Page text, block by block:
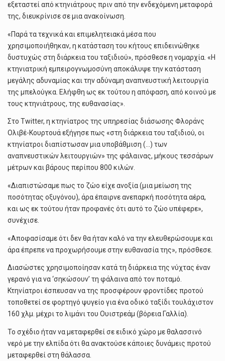
εξεταστεί από κτηνιάτρους πριν από την ενδεχόμενη μεταφορά
της, διευκρίνισε σε μια ανακοίνωση.
«Παρά τα τεχνικά και επιμελητειακά μέσα που
χρησιμοποιήθηκαν, η κατάσταση του κήτους επιδεινώθηκε
δυστυχώς στη διάρκεια του ταξιδιού», πρόσθεσε η νομαρχία. «Η
κτηνιατρική εμπειρογνωμοσύνη αποκάλυψε την κατάσταση
μεγάλης αδυναμίας και την αδύναμη αναπνευστική λειτουργία
της μπελούγκα. Ελήφθη ως εκ τούτου η απόφαση, από κοινού με
τους κτηνιάτρους, της ευθανασίας».
Στο Twitter, η κτηνίατρος της υπηρεσίας διάσωσης Φλοράνς
Ολιβέ-Κουρτουά εξήγησε πως «στη διάρκεια του ταξιδιού, οι
κτηνίατροι διαπίστωσαν μια υποβάθμιση (…) των
αναπνευστικών λειτουργιών» της φάλαινας, μήκους τεσσάρων
μέτρων και βάρους περίπου 800 κιλών.
«Διαπιστώσαμε πως το ζώο είχε ανοξία (μια μείωση της
ποσότητας οξυγόνου), άρα έπαιρνε ανεπαρκή ποσότητα αέρα,
και ως εκ τούτου ήταν προφανές ότι αυτό το ζώο υπέφερε»,
συνέχισε.
«Αποφασίσαμε ότι δεν θα ήταν καλό να την ελευθερώσουμε και
άρα έπρεπε να προχωρήσουμε στην ευθανασία της», πρόσθεσε.
Διασώστες χρησιμοποίησαν κατά τη διάρκεια της νύχτας έναν
γερανό για να ‘σηκώσουν’ τη φάλαινα από τον ποταμό.
Κτηνίατροι έσπευσαν να της προσφέρουν φροντίδες προτού
τοποθετεί σε φορτηγό ψυγείο για ένα οδικό ταξίδι τουλάχιστον
160 χλμ. μέχρι το λιμάνι του Ουιστρεάμ (βόρεια Γαλλία).
Το σχέδιο ήταν να μεταφερθεί σε ειδικό χώρο με θαλασσινό
νερό με την ελπίδα ότι θα ανακτούσε κάποιες δυνάμεις προτού
μεταφερθεί στη θάλασσα.